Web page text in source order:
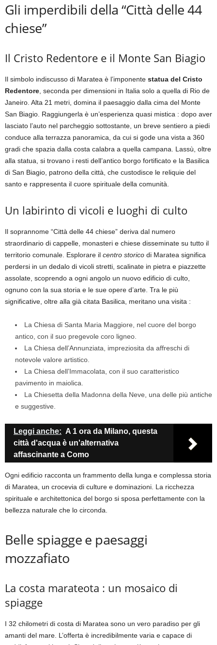
Gli imperdibili della “Città delle 44
chiese”
Il Cristo Redentore e il Monte San Biagio
Il simbolo indiscusso di Maratea è l’imponente statua del Cristo
Redentore , seconda per dimensioni in Italia solo a quella di Rio de
Janeiro. Alta 21 metri, domina il paesaggio dalla cima del Monte
San Biagio. Raggiungerla è un’esperienza quasi mistica : dopo aver
lasciato l’auto nel parcheggio sottostante, un breve sentiero a piedi
conduce alla terrazza panoramica, da cui si gode una vista a 360
gradi che spazia dalla costa calabra a quella campana. Lassù, oltre
alla statua, si trovano i resti dell’antico borgo fortificato e la Basilica
di San Biagio, patrono della città, che custodisce le reliquie del
santo e rappresenta il cuore spirituale della comunità.
Un labirinto di vicoli e luoghi di culto
Il soprannome “Città delle 44 chiese” deriva dal numero
straordinario di cappelle, monasteri e chiese disseminate su tutto il
territorio comunale. Esplorare il centro storico di Maratea significa
perdersi in un dedalo di vicoli stretti, scalinate in pietra e piazzette
assolate, scoprendo a ogni angolo un nuovo edificio di culto,
ognuno con la sua storia e le sue opere d’arte. Tra le più
significative, oltre alla già citata Basilica, meritano una visita :
La Chiesa di Santa Maria Maggiore, nel cuore del borgo
antico, con il suo pregevole coro ligneo.
La Chiesa dell’Annunziata, impreziosita da affreschi di
notevole valore artistico.
La Chiesa dell’Immacolata, con il suo caratteristico
pavimento in maiolica.
La Chiesetta della Madonna della Neve, una delle più antiche
e suggestive.
Leggi anche: A 1 ora da Milano, questa
città d'acqua è un'alternativa
affascinante a Como
Ogni edificio racconta un frammento della lunga e complessa storia
di Maratea, un crocevia di culture e dominazioni. La ricchezza
spirituale e architettonica del borgo si sposa perfettamente con la
bellezza naturale che lo circonda.
Belle spiagge e paesaggi
mozzafiato
La costa marateota : un mosaico di
spiagge
I 32 chilometri di costa di Maratea sono un vero paradiso per gli
amanti del mare. L’offerta è incredibilmente varia e capace di